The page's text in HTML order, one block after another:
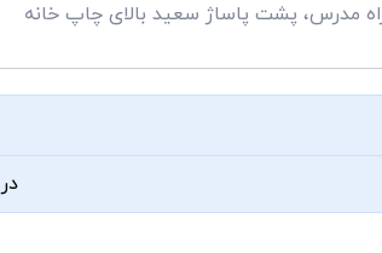
مدرس، پشت پاساژ سعید بالای چاپ خانه